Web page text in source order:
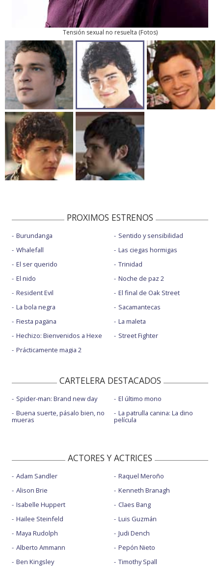
Tensión sexual no resuelta (Fotos)
PROXIMOS ESTRENOS
Burundanga
Whalefall
El ser querido
El nido
Resident Evil
La bola negra
Fiesta pagäna
Hechizo: Bienvenidos a Hexe
Prácticamente magia 2
Sentido y sensibilidad
Las ciegas hormigas
Trinidad
Noche de paz 2
El final de Oak Street
Sacamantecas
La maleta
Street Fighter
CARTELERA DESTACADOS
Spider-man: Brand new day
Buena suerte, pásalo bien, no
mueras
El último mono
La patrulla canina: La dino
película
ACTORES Y ACTRICES
Adam Sandler
Alison Brie
Isabelle Huppert
Hailee Steinfeld
Maya Rudolph
Alberto Ammann
Ben Kingsley
Raquel Meroño
Kenneth Branagh
Claes Bang
Luis Guzmán
Judi Dench
Pepón Nieto
Timothy Spall